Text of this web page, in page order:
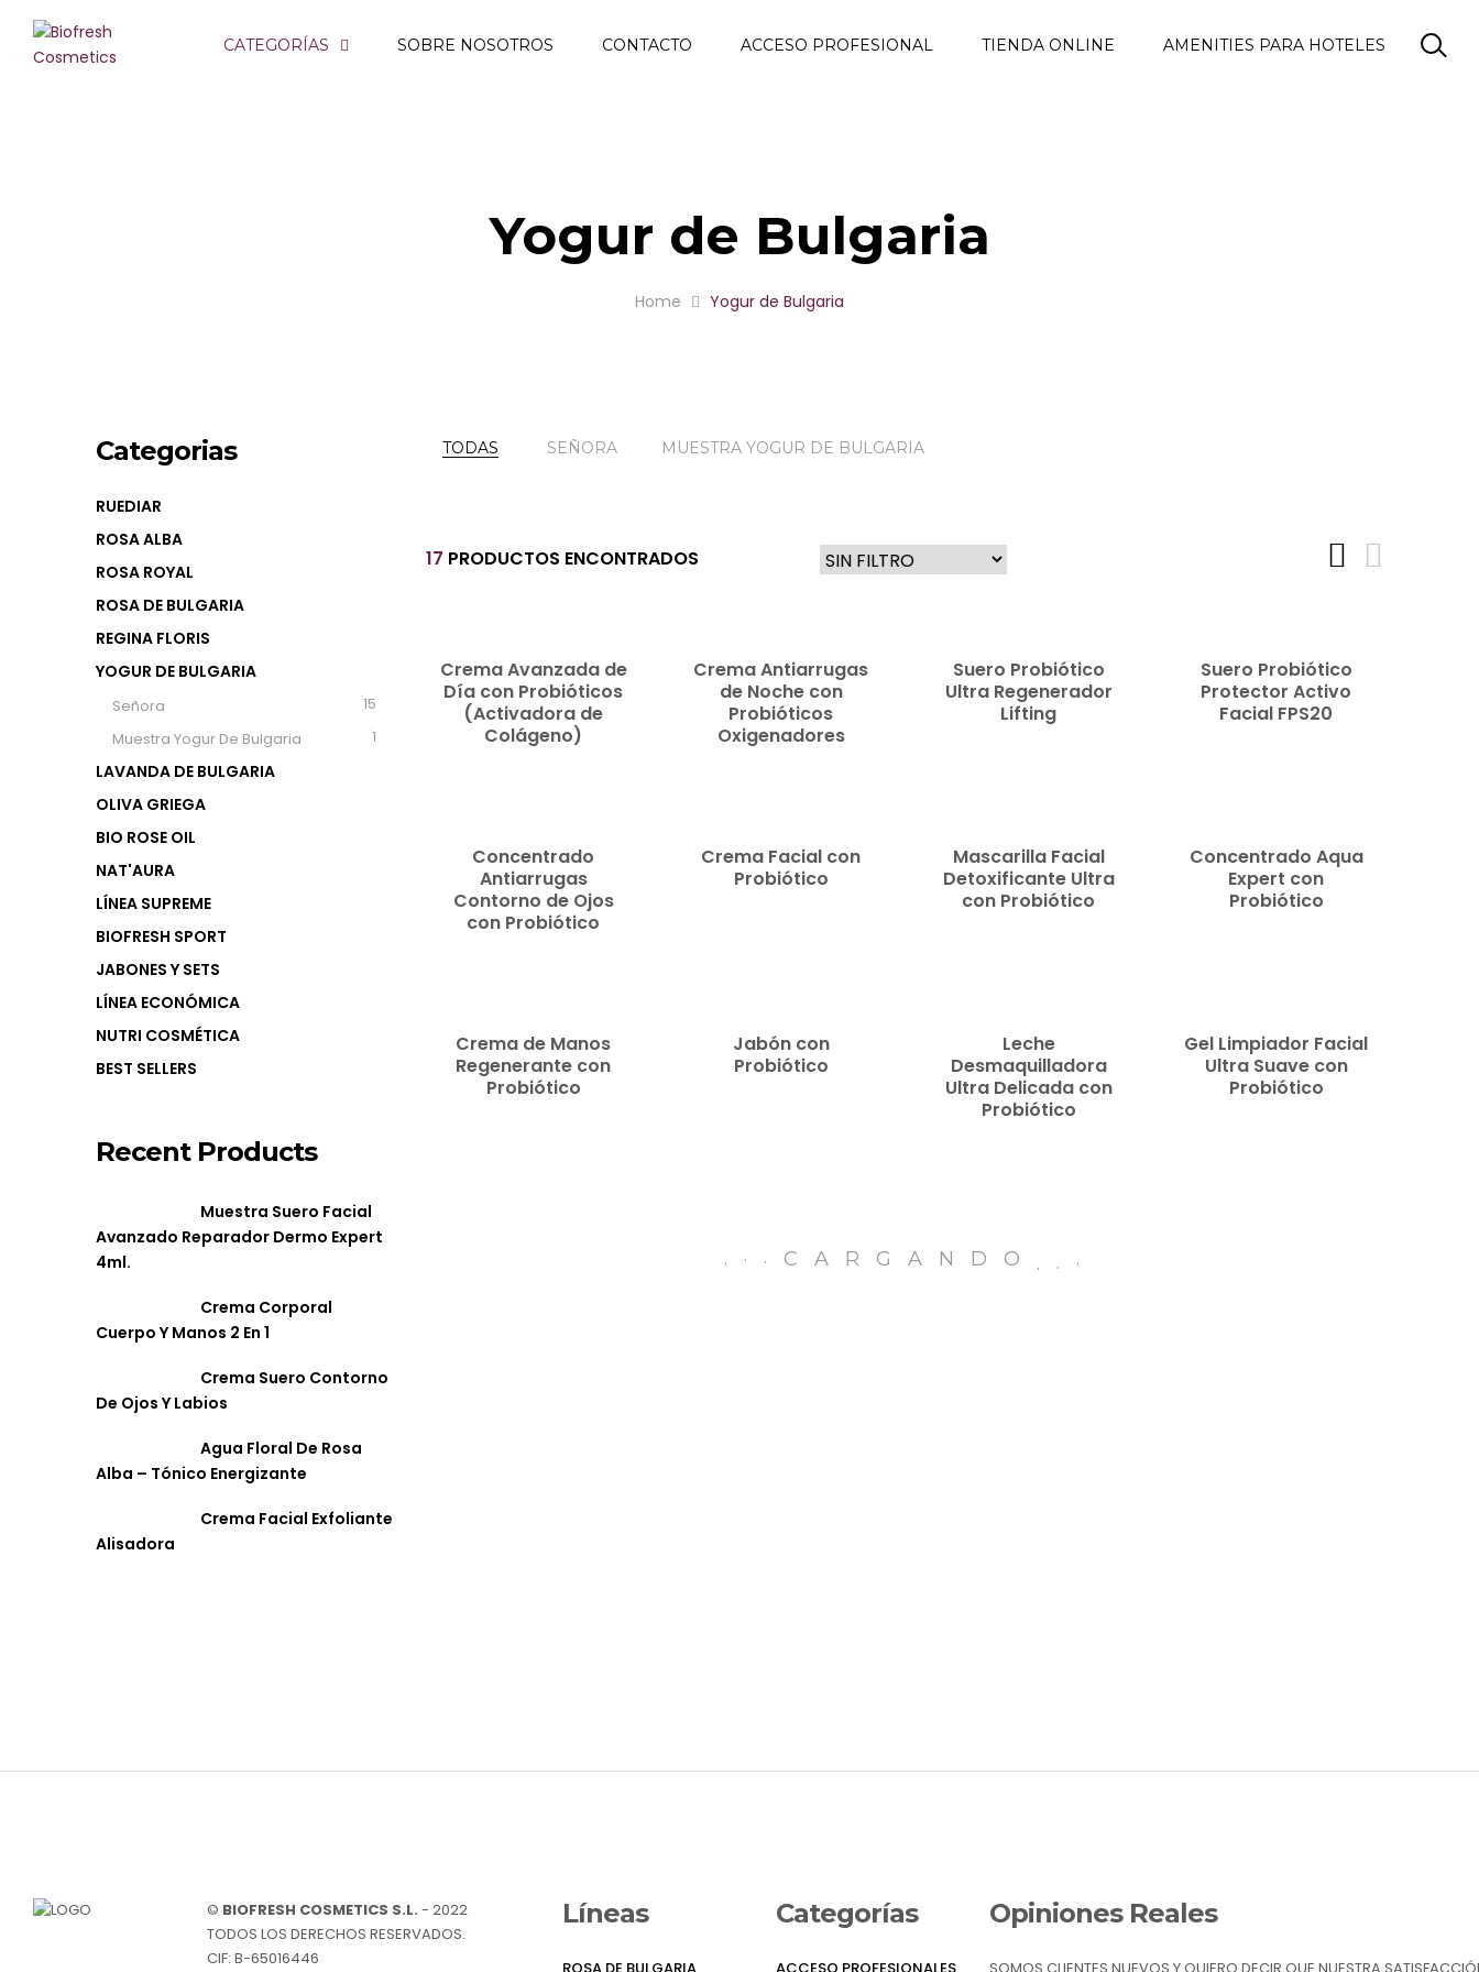
CATEGORÍAS SOBRE NOSOTROS CONTACTO ACCESO PROFESIONAL TIENDA ONLINE AMENITIES PARA HOTELES
Yogur de Bulgaria
Home Yogur de Bulgaria
TODAS SEÑORA MUESTRA YOGUR DE BULGARIA
17 PRODUCTOS ENCONTRADOS
Crema Avanzada de
Día con Probióticos
(Activadora de
Colágeno)
Crema Antiarrugas
de Noche con
Probióticos
Oxigenadores
Suero Probiótico
Ultra Regenerador
Lifting
Suero Probiótico
Protector Activo
Facial FPS20
Concentrado
Antiarrugas
Contorno de Ojos
con Probiótico
Crema Facial con
Probiótico
Mascarilla Facial
Detoxificante Ultra
con Probiótico
Concentrado Aqua
Expert con
Probiótico
Crema de Manos
Regenerante con
Probiótico
Jabón con
Probiótico
Leche
Desmaquilladora
Ultra Delicada con
Probiótico
Gel Limpiador Facial
Ultra Suave con
Probiótico
. . . CARGANDO .
Categorias
RUEDIAR
ROSA ALBA
ROSA ROYAL
ROSA DE BULGARIA
REGINA FLORIS
YOGUR DE BULGARIA
Señora
(15)
Muestra Yogur De Bulgaria
(1)
LAVANDA DE BULGARIA
OLIVA GRIEGA
BIO ROSE OIL
NAT'AURA
LÍNEA SUPREME
BIOFRESH SPORT
JABONES Y SETS
LÍNEA ECONÓMICA
NUTRI COSMÉTICA
BEST SELLERS
Recent Products
Muestra Suero Facial
Avanzado Reparador Dermo Expert
4ml.
Crema Corporal
Cuerpo Y Manos 2 En 1
Crema Suero Contorno
De Ojos Y Labios
Agua Floral De Rosa
Alba – Tónico Energizante
Crema Facial Exfoliante
Alisadora
© BIOFRESH COSMETICS S.L. - 2022
TODOS LOS DERECHOS RESERVADOS.
CIF: B-65016446
Líneas Categorías Opiniones Reales
ROSA DE BULGARIA
BIO ROSE OIL
NAT’AURA
LÍNEA SUPREME
BIOFRESH SPORT
JABONES Y SETS